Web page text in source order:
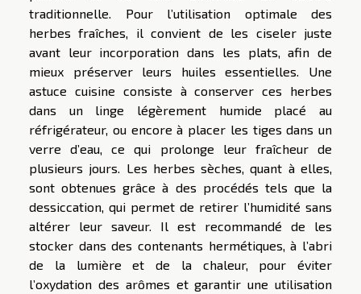
traditionnelle. Pour l’utilisation optimale des
herbes fraîches, il convient de les ciseler juste
avant leur incorporation dans les plats, afin de
mieux préserver leurs huiles essentielles. Une
astuce cuisine consiste à conserver ces herbes
dans un linge légèrement humide placé au
réfrigérateur, ou encore à placer les tiges dans un
verre d’eau, ce qui prolonge leur fraîcheur de
plusieurs jours. Les herbes sèches, quant à elles,
sont obtenues grâce à des procédés tels que la
dessiccation, qui permet de retirer l’humidité sans
altérer leur saveur. Il est recommandé de les
stocker dans des contenants hermétiques, à l’abri
de la lumière et de la chaleur, pour éviter
l’oxydation des arômes et garantir une utilisation